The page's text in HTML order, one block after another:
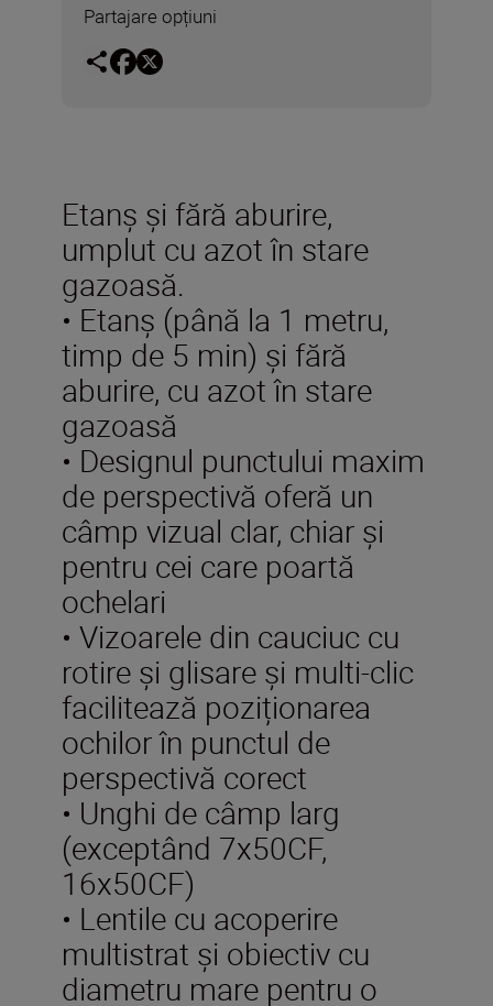
Partajare opțiuni
Etanş şi fără aburire,
umplut cu azot în stare
gazoasă.
• Etanş (până la 1 metru,
timp de 5 min) şi fără
aburire, cu azot în stare
gazoasă
• Designul punctului maxim
de perspectivă oferă un
câmp vizual clar, chiar şi
pentru cei care poartă
ochelari
• Vizoarele din cauciuc cu
rotire și glisare și multi-clic
facilitează poziționarea
ochilor în punctul de
perspectivă corect
• Unghi de câmp larg
(exceptând 7x50CF,
16x50CF)
• Lentile cu acoperire
multistrat şi obiectiv cu
diametru mare pentru o